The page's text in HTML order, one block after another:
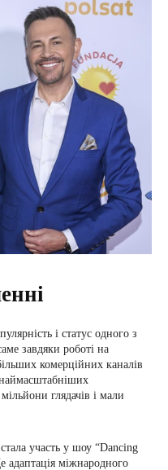
і статус одного з
завдяки роботі на
комерційних каналів
глядачів і мали
участь у шоу “Dancing
адаптація міжнародного